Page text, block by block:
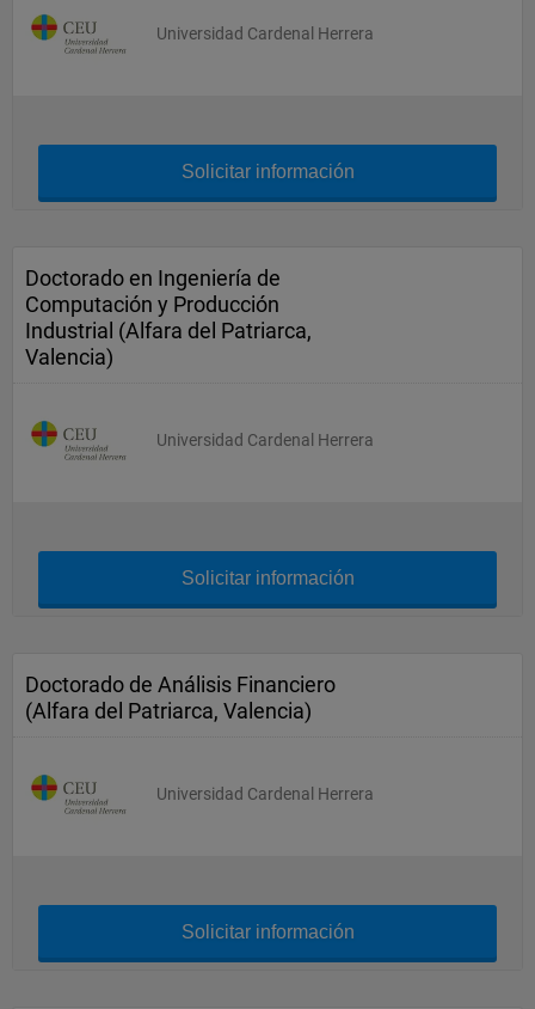
Universidad Cardenal Herrera
Solicitar información
Doctorado en Ingeniería de
Computación y Producción
Industrial (Alfara del Patriarca,
Valencia)
Universidad Cardenal Herrera
Solicitar información
Doctorado de Análisis Financiero
(Alfara del Patriarca, Valencia)
Universidad Cardenal Herrera
Solicitar información